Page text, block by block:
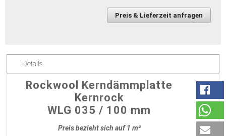
Preis & Lieferzeit anfragen
Details
Rockwool Kerndämmplatte
Kernrock
WLG 035 / 100 mm
Preis bezieht sich auf 1 m²